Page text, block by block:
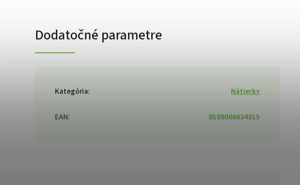
Dodatočné parametre
Kategória: Nátierky
EAN: 8588006634815